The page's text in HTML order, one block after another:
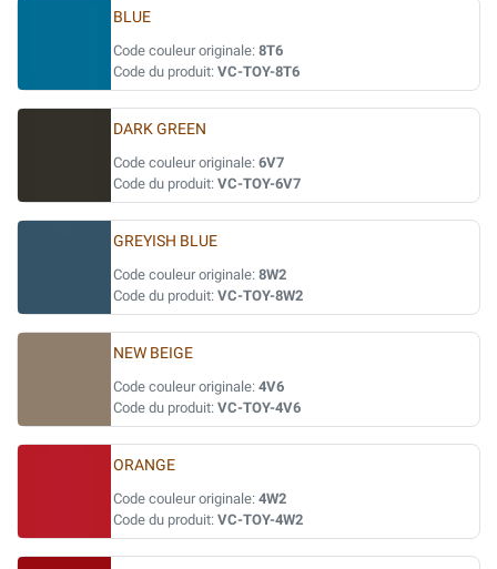
BLUE
Code couleur originale: 8T6
Code du produit: VC-TOY-8T6
DARK GREEN
Code couleur originale: 6V7
Code du produit: VC-TOY-6V7
GREYISH BLUE
Code couleur originale: 8W2
Code du produit: VC-TOY-8W2
NEW BEIGE
Code couleur originale: 4V6
Code du produit: VC-TOY-4V6
ORANGE
Code couleur originale: 4W2
Code du produit: VC-TOY-4W2